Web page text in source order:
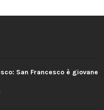
San Francesco è giovane